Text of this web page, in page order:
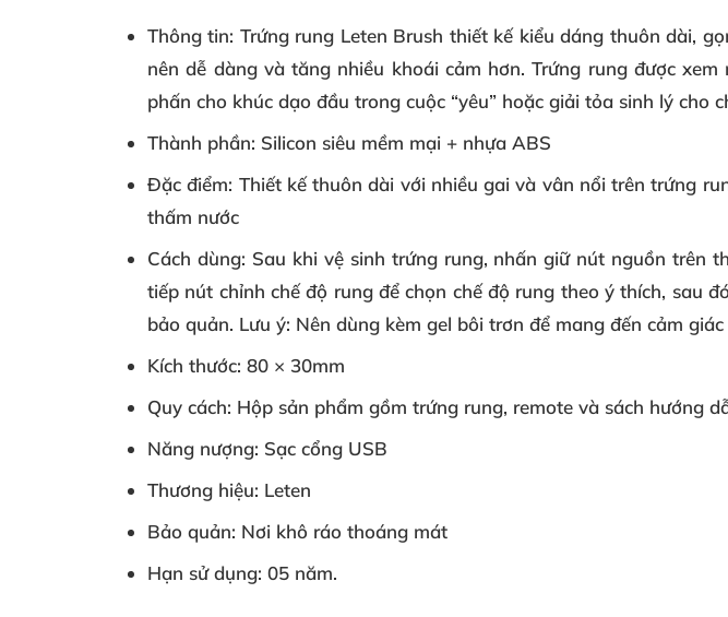
Thông tin: Trứng rung Leten Brush thiết kế kiểu dáng thuôn dài,
nên dễ dàng và tăng nhiều khoái cảm hơn. Trứng rung được
phấn cho khúc dạo đầu trong cuộc “yêu” hoặc giải tỏa sinh lý cho
Thành phần: Silicon siêu mềm mại + nhựa ABS
Đặc điểm: Thiết kế thuôn dài với nhiều gai và vân nổi trên trứng
thấm nước
Cách dùng: Sau khi vệ sinh trứng rung, nhấn giữ nút nguồn trên
tiếp nút chỉnh chế độ rung để chọn chế độ rung theo ý thích, sau
bảo quản. Lưu ý: Nên dùng kèm gel bôi trơn để mang đến cảm
Kích thước: 80 × 30mm
Quy cách: Hộp sản phẩm gồm trứng rung, remote và sách hướng
Năng nượng: Sạc cổng USB
Thương hiệu: Leten
Bảo quản: Nơi khô ráo thoáng mát
Hạn sử dụng: 05 năm.